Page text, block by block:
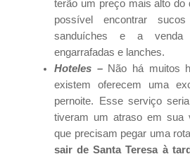
terão um preço mais alto do
possível encontrar
sanduíches e a venda
engarrafadas e lanches.
Hoteles –Não há muitos
existem oferecem uma
pernoite. Esse serviço
tiveram um atraso em sua
que precisam pegar uma
sair de Santa Teresa à